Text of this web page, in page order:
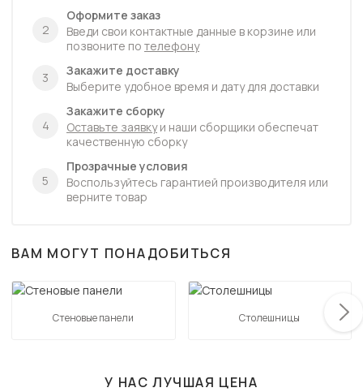
2
Оформите заказ
Введи свои контактные данные в корзине или
позвоните по телефону
3
Закажите доставку
Выберите удобное время и дату для доставки
4
Закажите сборку
Оставьте заявкуи наши сборщики обеспечат
качественную сборку
5
Прозрачные условия
Воспользуйтесь гарантией производителя или
верните товар
ВАМ МОГУТ ПОНАДОБИТЬСЯ
Стеновые панели Столешницы
У НАС ЛУЧШАЯ ЦЕНА